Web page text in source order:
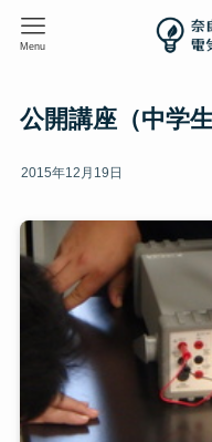
Menu
公開講座（中学
2015年12月19日